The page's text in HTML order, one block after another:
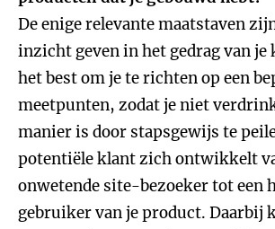
De enige relevante maatstaven
inzicht geven in het gedrag van je
het best om je te richten op een
meetpunten, zodat je niet
manier is door stapsgewijs te
potentiële klant zich ontwikkelt
onwetende site-bezoeker tot een
gebruiker van je product. Daarbij